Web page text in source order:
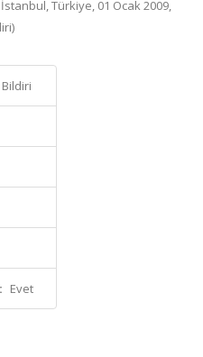
Türkiye, 01 Ocak 2009,
Evet